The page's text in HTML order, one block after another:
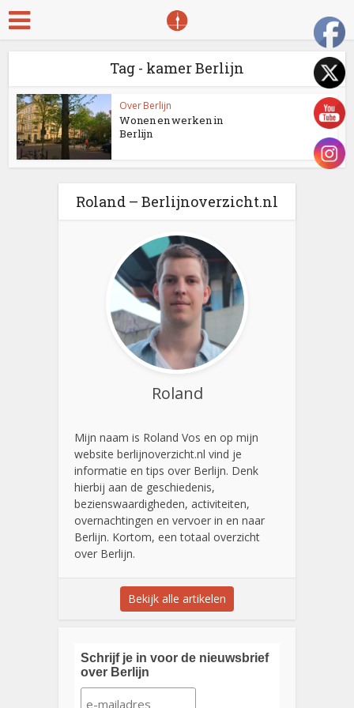
Tag - kamer Berlijn
Over Berlijn
Wonen en werken in
Berlijn
Roland – Berlijnoverzicht.nl
Roland
Mijn naam is Roland Vos en op mijn
website berlijnoverzicht.nl vind je
informatie en tips over Berlijn. Denk
hierbij aan de geschiedenis,
bezienswaardigheden, activiteiten,
overnachtingen en vervoer in en naar
Berlijn. Kortom, een totaal overzicht
over Berlijn.
Bekijk alle artikelen
Schrijf je in voor de nieuwsbrief
over Berlijn